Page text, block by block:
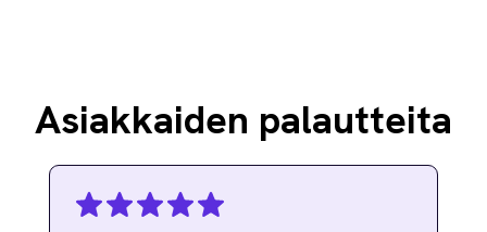
Asiakkaiden palautteita